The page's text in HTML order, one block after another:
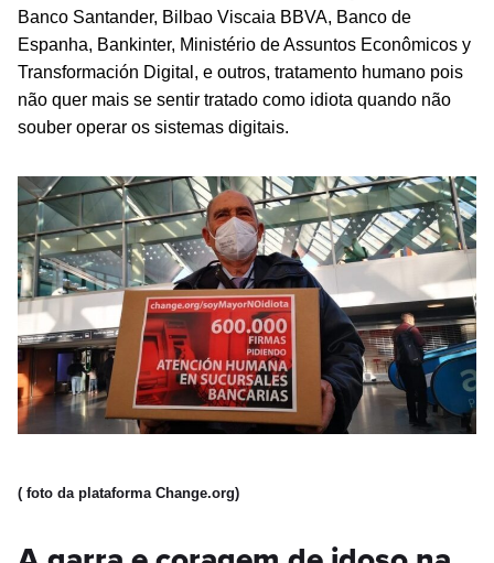
Banco Santander, Bilbao Viscaia BBVA, Banco de
Espanha, Bankinter, Ministério de Assuntos Econômicos y
Transformación Digital, e outros, tratamento humano pois
não quer mais se sentir tratado como idiota quando não
souber operar os sistemas digitais.
( foto da plataforma Change.org)